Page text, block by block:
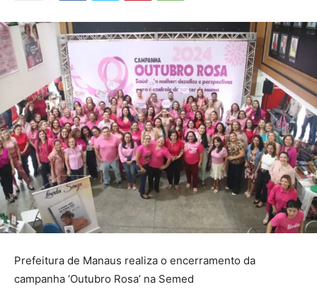
Prefeitura de Manaus realiza o encerramento da
campanha ‘Outubro Rosa’ na Semed